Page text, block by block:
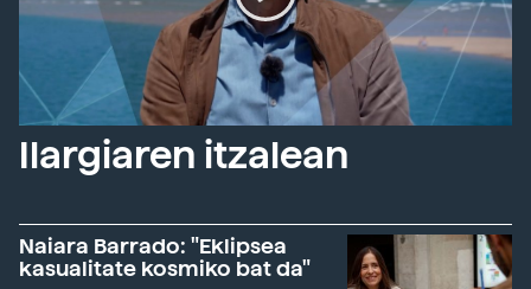
Ilargiaren itzalean
Naiara Barrado: "Eklipsea
kasualitate kosmiko bat da"